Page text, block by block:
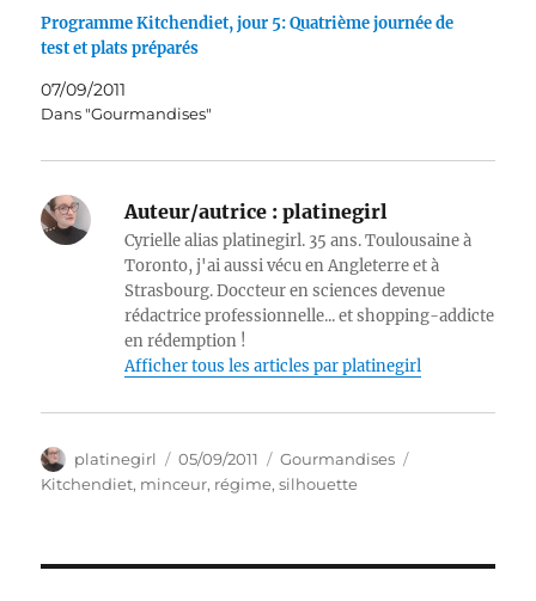
Programme Kitchendiet, jour 5: Quatrième journée de
test et plats préparés
07/09/2011
Dans "Gourmandises"
Auteur/autrice : platinegirl
Cyrielle alias platinegirl. 35 ans. Toulousaine à
Toronto, j'ai aussi vécu en Angleterre et à
Strasbourg. Doccteur en sciences devenue
rédactrice professionnelle... et shopping-addicte
en rédemption !
Afficher tous les articles par platinegirl
Auteur
platinegirl
Publié
le
05/09/2011 Catégories
Gourmandises
Kitchendiet, minceur, régime,silhouette